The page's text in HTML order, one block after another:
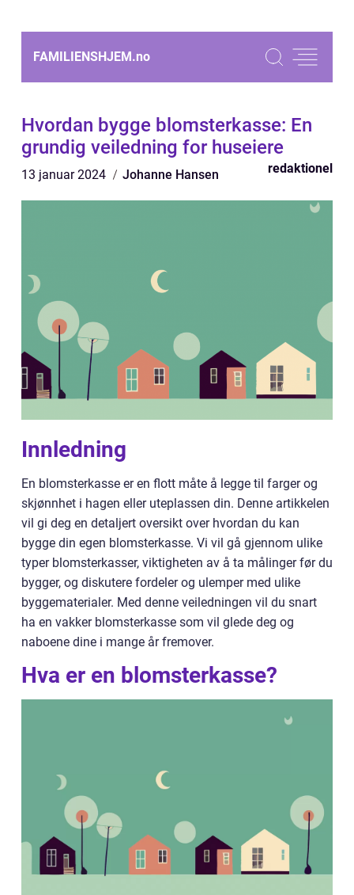
FAMILIENSHJEM.no
Hvordan bygge blomsterkasse: En
grundig veiledning for huseiere
13 januar 2024 Johanne Hansen redaktionel
Innledning
En blomsterkasse er en flott måte å legge til farger og
skjønnhet i hagen eller uteplassen din. Denne artikkelen
vil gi deg en detaljert oversikt over hvordan du kan
bygge din egen blomsterkasse. Vi vil gå gjennom ulike
typer blomsterkasser, viktigheten av å ta målinger før du
bygger, og diskutere fordeler og ulemper med ulike
byggematerialer. Med denne veiledningen vil du snart
ha en vakker blomsterkasse som vil glede deg og
naboene dine i mange år fremover.
Hva er en blomsterkasse?